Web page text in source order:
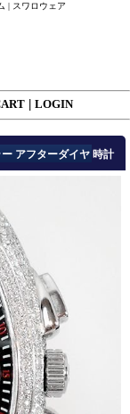
| スワロウェア
LOGIN
アフターダイヤ 時計